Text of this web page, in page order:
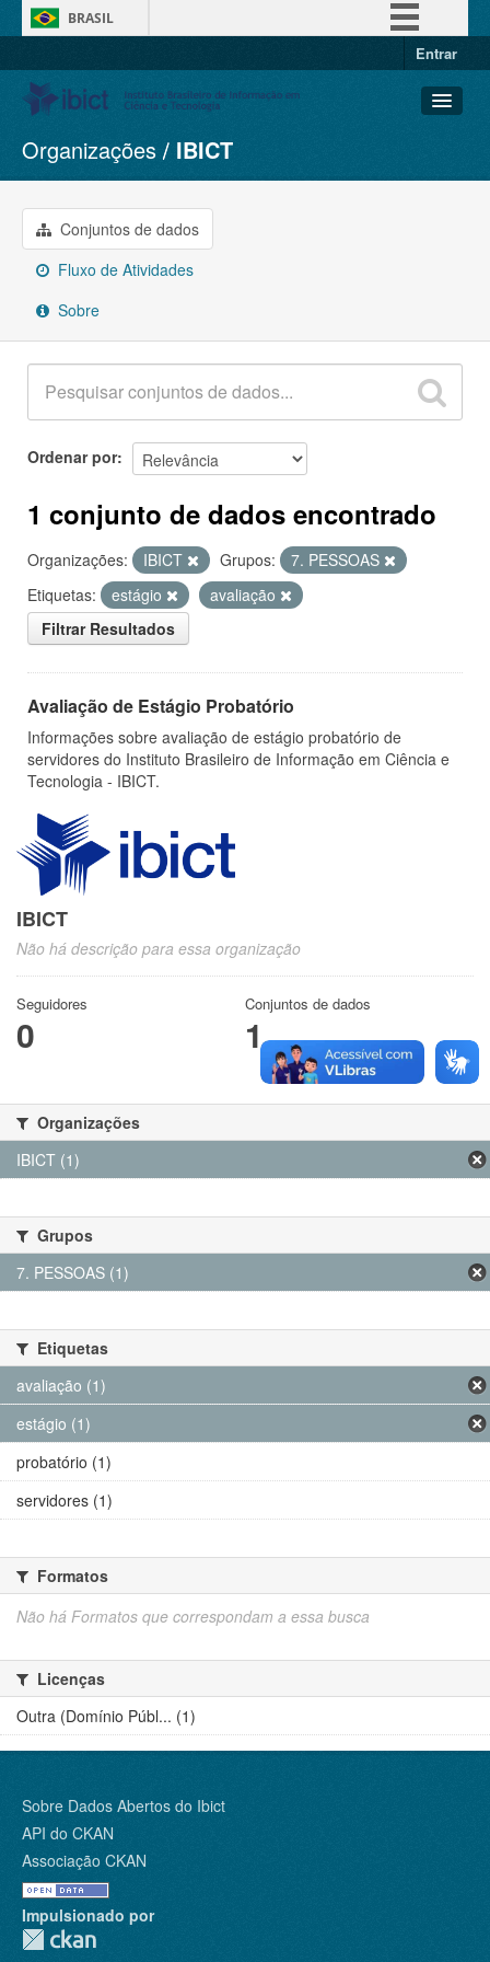
BRASIL
Entrar
Conjuntos de dados
Organizações
Grupos
Sobre
Organizações IBICT
Conjuntos de dados
Fluxo de Atividades
Sobre
Ordenar por
1 conjunto de dados encontrado
Organizações: IBICT Grupos:
7. PESSOAS
Etiquetas:
estágio
avaliação
Filtrar Resultados
Avaliação de Estágio Probatório
Informações sobre avaliação de estágio probatório de
servidores do Instituto Brasileiro de Informação em Ciência e
Tecnologia - IBICT.
IBICT
Não há descrição para essa organização
Seguidores
0
Conjuntos de dados
1
Organizações
IBICT (1)
Grupos
7. PESSOAS (1)
Etiquetas
avaliação (1)
estágio (1)
probatório (1)
servidores (1)
Formatos
Não há Formatos que correspondam a essa busca
Licenças
Outra (Domínio Públ... (1)
Sobre Dados Abertos do Ibict
API do CKAN
Associação CKAN
Impulsionado por